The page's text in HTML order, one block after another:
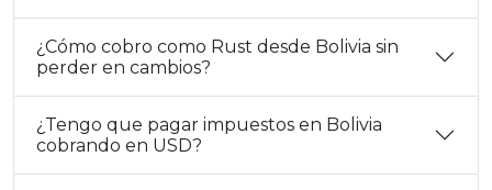
¿Cómo cobro como Rust desde Bolivia sin
perder en cambios?
¿Tengo que pagar impuestos en Bolivia
cobrando en USD?